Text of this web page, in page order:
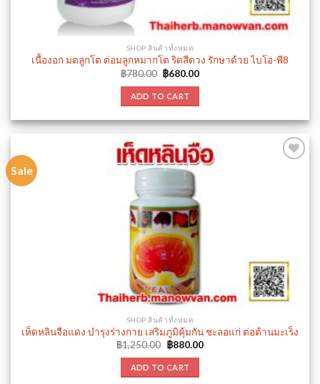
SHOP สินค้าทั้งหมด
เนื้องอก มดลูกโต ต่อมลูกหมากโต ริดสีดวง รักษาด้วย ไบโอ-พี8
฿780.00 Original
price
was:
฿780.00.
฿680.00Current
ADD TO CART
Sale
SHOP สินค้าทั้งหมด
เห็ดหลินจือแดง บำรุงร่างกาย เสริมภูมิคุ้มกัน ชะลอแก่ ต่อต้านมะเร็ง
฿1,250.00 Original
price
was:
฿1,250.00.
฿880.00Current
ADD TO CART